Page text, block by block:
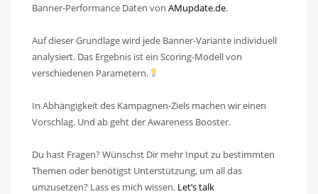
Banner-Performance Daten von AMupdate.de.
Auf dieser Grundlage wird jede Banner-Variante individuell
analysiert. Das Ergebnis ist ein Scoring-Modell von
verschiedenen Parametern.
In Abhängigkeit des Kampagnen-Ziels machen wir einen
Vorschlag. Und ab geht der Awareness Booster.
Du hast Fragen? Wünschst Dir mehr Input zu bestimmten
Themen oder benötigst Unterstützung, um all das
umzusetzen? Lass es mich wissen. Let’s talk